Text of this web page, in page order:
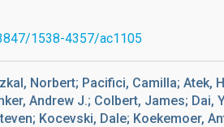
1538-4357/ac1105
Norbert; Pacifici, Camilla; Atek,
Andrew J.; Colbert, James; Dai,
Kocevski, Dale; Koekemoer,